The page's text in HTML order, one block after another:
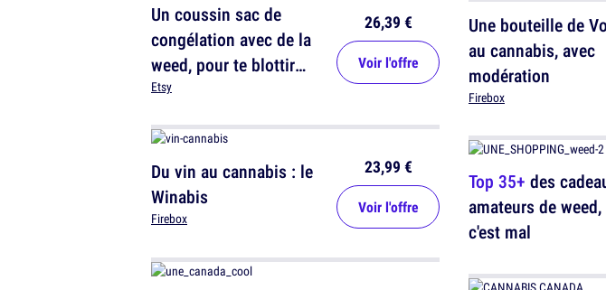
Un coussin sac de
congélation avec de la
weed, pour te blottir
contre elle
Etsy
26,39 €
Voir l'offre
Du vin au cannabis : le
Winabis
Firebox
23,99 €
Voir l'offre
Une bouteille de
au cannabis, avec
modération
Firebox
Top 35+ des
amateurs de
c'est mal